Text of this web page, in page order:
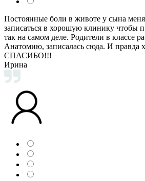
Постоянные боли в животе у сына
записаться в хорошую клинику чтобы
так на самом деле. Родители в классе
Анатомию, записалась сюда. И правда
СПАСИБО!!!
Ирина